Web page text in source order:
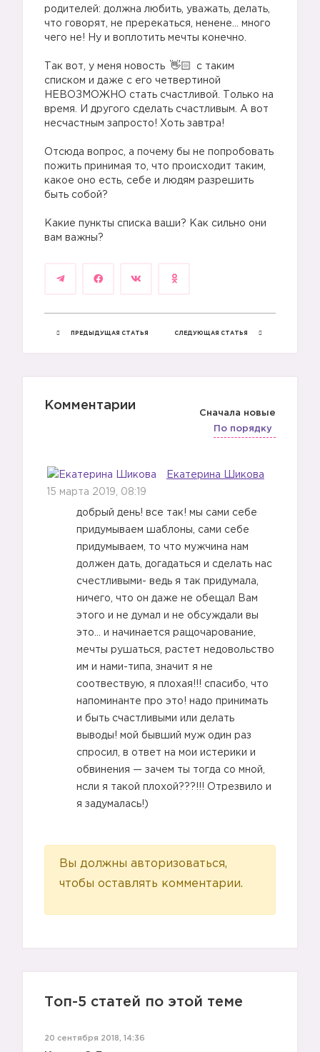
1️⃣
2️⃣
3️⃣
4️⃣
5️⃣
родителей: должна любить, уважать, делать,
что говорят, не пререкаться, ненене… много
чего не! Ну и воплотить мечты конечно.
Так вот, у меня новость
с таким
списком и даже с его четвертиной
НЕВОЗМОЖНО стать счастливой. Только на
время. И другого сделать счастливым. А вот
несчастным запросто! Хоть завтра!
Отсюда вопрос, а почему бы не попробовать
пожить принимая то, что происходит таким,
какое оно есть, себе и людям разрешить
быть собой?
Какие пункты списка ваши? Как сильно они
вам важны?
ПРЕДЫДУЩАЯ СТАТЬЯ СЛЕДУЮЩАЯ СТАТЬЯ
Комментарии
Сначала новые
По порядку
Екатерина Шикова
15 марта 2019, 08:19
добрый день! все так! мы сами себе
придумываем шаблоны, сами себе
придумываем, то что мужчина нам
должен дать, догадаться и сделать нас
счестливыми- ведь я так придумала,
ничего, что он даже не обещал Вам
этого и не думал и не обсуждали вы
это… и начинается ращочарование,
мечты рушаться, растет недовольство
им и нами-типа, значит я не
соотвествую, я плохая!!! спасибо, что
напоминанте про это! надо принимать
и быть счастливыми или делать
выводы! мой бывший муж один раз
спросил, в ответ на мои истерики и
обвинения — зачем ты тогда со мной,
нсли я такой плохой???!!! Отрезвило и
я задумалась!)
Вы должны авторизоваться,
чтобы оставлять комментарии.
Топ-5 статей по этой теме
20 сентября 2018, 14:36